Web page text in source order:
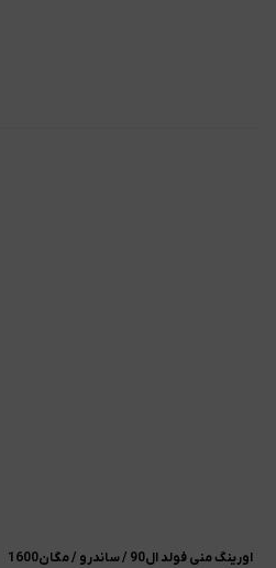
اورینگ منی فولد ال90 / ساندرو / مگان1600